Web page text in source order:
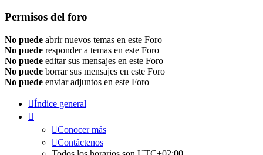
Permisos del foro
No puede abrir nuevos temas en este Foro
No puede responder a temas en este Foro
No puede editar sus mensajes en este Foro
No puede borrar sus mensajes en este Foro
No puede enviar adjuntos en este Foro
Índice general
Conocer más
Contáctenos